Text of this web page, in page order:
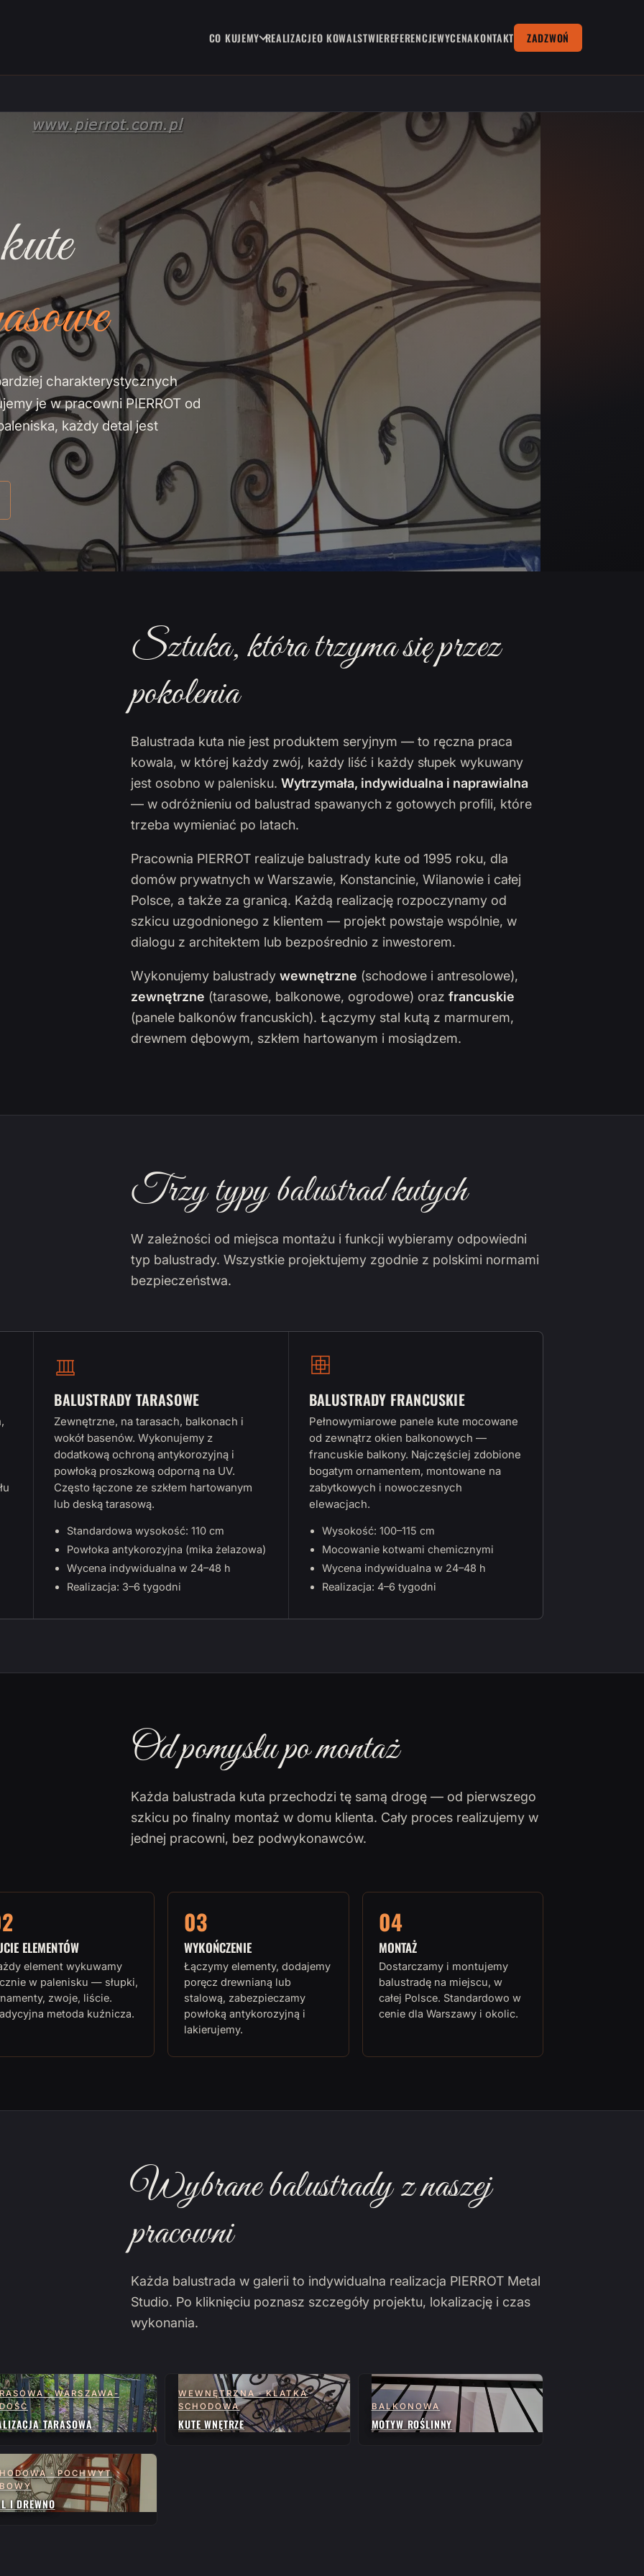
CO KUJEMY REALIZACJEO KOWALSTWIEREFERENCJEWYCENAKONTAKT ZADZWOŃ
charakterystycznych
je w pracowni PIERROT od
każdy detal jest
Sztuka, która trzyma się przez
pokolenia
Balustrada kuta nie jest produktem seryjnym — to ręczna praca
kowala, w której każdy zwój, każdy liść i każdy słupek wykuwany
jest osobno w palenisku. Wytrzymała, indywidualna i naprawialna
— w odróżnieniu od balustrad spawanych z gotowych profili, które
trzeba wymieniać po latach.
Pracownia PIERROT realizuje balustrady kute od 1995 roku, dla
domów prywatnych w Warszawie, Konstancinie, Wilanowie i całej
Polsce, a także za granicą. Każdą realizację rozpoczynamy od
szkicu uzgodnionego z klientem — projekt powstaje wspólnie, w
dialogu z architektem lub bezpośrednio z inwestorem.
Wykonujemy balustrady wewnętrzne (schodowe i antresolowe),
zewnętrzne (tarasowe, balkonowe, ogrodowe) oraz francuskie
(panele balkonów francuskich). Łączymy stal kutą z marmurem,
drewnem dębowym, szkłem hartowanym i mosiądzem.
Trzy typy balustrad kutych
W zależności od miejsca montażu i funkcji wybieramy odpowiedni
typ balustrady. Wszystkie projektujemy zgodnie z polskimi normami
bezpieczeństwa.
BALUSTRADY TARASOWE
Zewnętrzne, na tarasach, balkonach i
wokół basenów. Wykonujemy z
dodatkową ochroną antykorozyjną i
powłoką proszkową odporną na UV.
Często łączone ze szkłem hartowanym
lub deską tarasową.
Standardowa wysokość: 110 cm
Powłoka antykorozyjna (mika żelazowa)
Wycena indywidualna w 24–48 h
Realizacja: 3–6 tygodni
BALUSTRADY FRANCUSKIE
Pełnowymiarowe panele kute mocowane
od zewnątrz okien balkonowych —
francuskie balkony. Najczęściej zdobione
bogatym ornamentem, montowane na
zabytkowych i nowoczesnych
elewacjach.
Wysokość: 100–115 cm
Mocowanie kotwami chemicznymi
Wycena indywidualna w 24–48 h
Realizacja: 4–6 tygodni
Od pomysłu po montaż
Każda balustrada kuta przechodzi tę samą drogę — od pierwszego
szkicu po finalny montaż w domu klienta. Cały proces realizujemy w
jednej pracowni, bez podwykonawców.
ELEMENTÓW
element wykuwamy
w palenisku — słupki,
zwoje, liście.
metoda kuźnicza.
03
WYKOŃCZENIE
Łączymy elementy, dodajemy
poręcz drewnianą lub
stalową, zabezpieczamy
powłoką antykorozyjną i
lakierujemy.
04
MONTAŻ
Dostarczamy i montujemy
balustradę na miejscu, w
całej Polsce. Standardowo w
cenie dla Warszawy i okolic.
Wybrane balustrady z naszej
pracowni
Każda balustrada w galerii to indywidualna realizacja PIERROT Metal
Studio. Po kliknięciu poznasz szczegóły projektu, lokalizację i czas
wykonania.
· WARSZAWA-
TARASOWA
WEWNĘTRZNA · KLATKA
SCHODOWA
KUTE WNĘTRZE
BALKONOWA
MOTYW ROŚLINNY
· POCHWYT
I DREWNO